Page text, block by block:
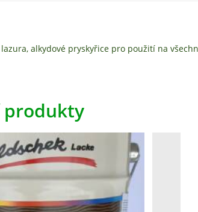
alkydové pryskyřice pro použití na
produkty